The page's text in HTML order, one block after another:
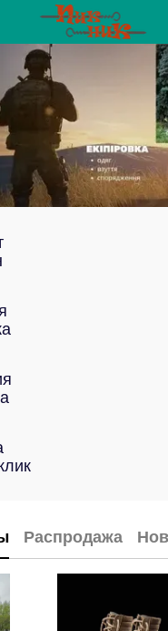
Распродажа